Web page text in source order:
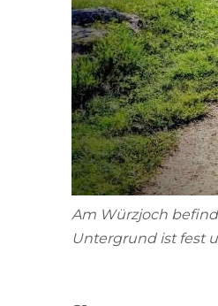
Am Würzjoch
Untergrund ist fest